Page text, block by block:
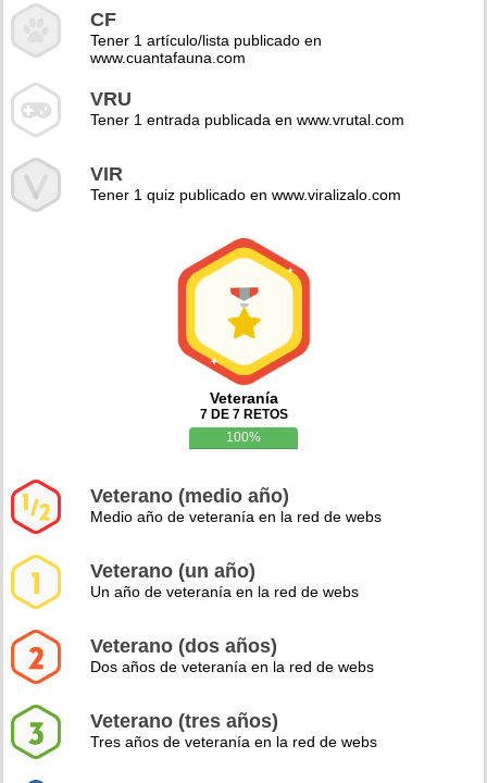
CF
Tener 1 artículo/lista publicado en
www.cuantafauna.com
VRU
Tener 1 entrada publicada en www.vrutal.com
VIR
Tener 1 quiz publicado en www.viralizalo.com
Veteranía
7 DE 7 RETOS
100%
Veterano (medio año)
Medio año de veteranía en la red de webs
Veterano (un año)
Un año de veteranía en la red de webs
Veterano (dos años)
Dos años de veteranía en la red de webs
Veterano (tres años)
Tres años de veteranía en la red de webs